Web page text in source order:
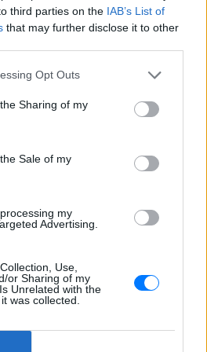
third parties on the IAB’s List of
that may further disclose it to other
Opt Outs
Sharing of my
Sale of my
my
Advertising.
Use,
or Sharing of my
Unrelated with the
was collected.